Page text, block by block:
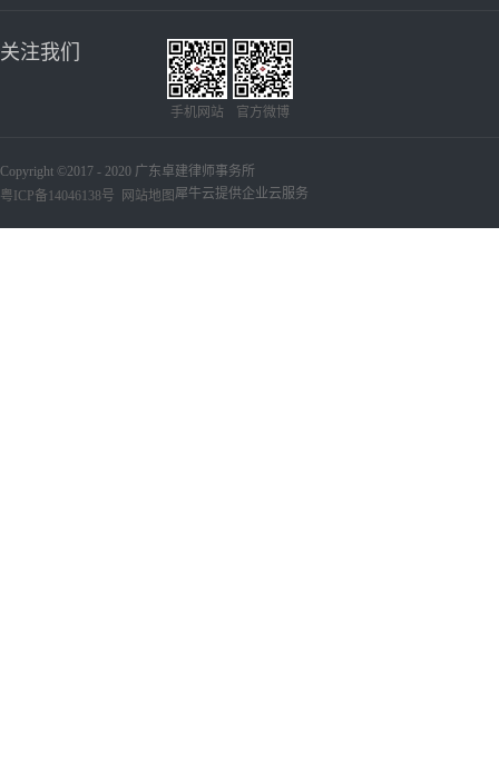
Copyright ©2017 - 2020 广东卓建律师事务所
粤ICP备14046138号 网站地图 犀牛云提供企业云服务
关注我们
手机网站 官方微博